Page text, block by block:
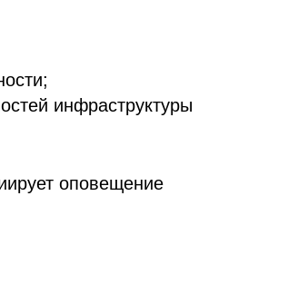
инфраструктуры
оповещение